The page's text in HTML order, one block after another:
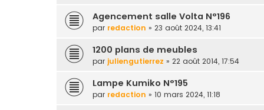
Agencement salle Volta N°196
par redaction » 23 août 2024, 13:41
1200 plans de meubles
par juliengutierrez » 22 août 2014, 17:54
Lampe Kumiko N°195
par redaction » 10 mars 2024, 11:18